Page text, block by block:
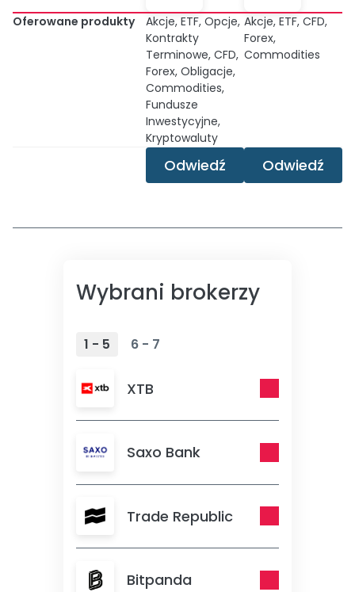
Oferowane produkty
Akcje, ETF, Opcje,
Kontrakty
Terminowe, CFD,
Forex, Obligacje,
Commodities,
Fundusze
Inwestycyjne,
Kryptowaluty
Akcje, ETF, CFD,
Forex,
Commodities
Odwiedź Odwiedź
Wybrani brokerzy
1 - 5 6 - 7
XTB
Saxo Bank
Trade Republic
Bitpanda